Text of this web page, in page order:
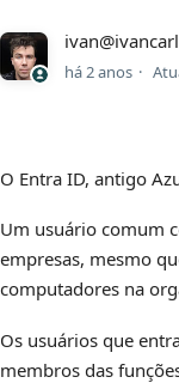
há 2 anos
O Entra ID, antigo
Um usuário comum
empresas, mesmo
computadores na
Os usuários que
membros das